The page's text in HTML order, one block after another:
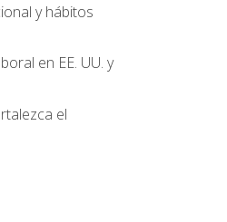
y hábitos
en EE. UU. y
el